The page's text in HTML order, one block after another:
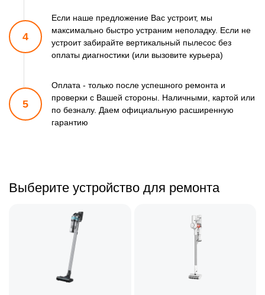
4
Если наше предложение Вас устроит, мы
максимально быстро устраним неполадку. Если не
устроит забирайте вертикальный пылесос без
оплаты диагностики (или вызовите курьера)
5
Оплата - только после успешного ремонта и
проверки с Вашей стороны. Наличными, картой или
по безналу. Даем официальную расширенную
гарантию
Выберите устройство для ремонта